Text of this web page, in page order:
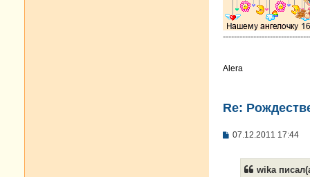
Alera
Re:
С
07.12.2011 17:44
wika